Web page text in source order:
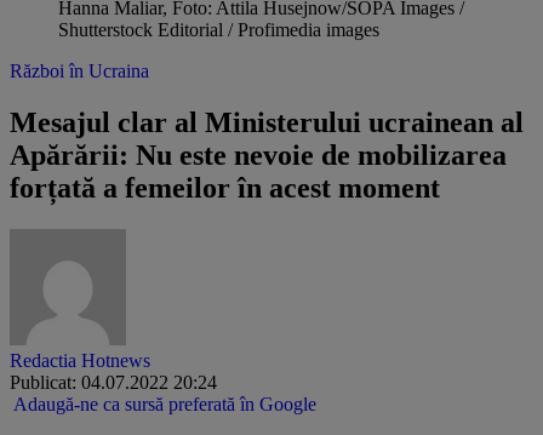
Hanna Maliar, Foto: Attila Husejnow/SOPA Images /
Shutterstock Editorial / Profimedia images
Război în Ucraina
Mesajul clar al Ministerului ucrainean al
Apărării: Nu este nevoie de mobilizarea
forțată a femeilor în acest moment
Redactia Hotnews
Publicat: 04.07.2022 20:24
Adaugă-ne ca sursă preferată în Google